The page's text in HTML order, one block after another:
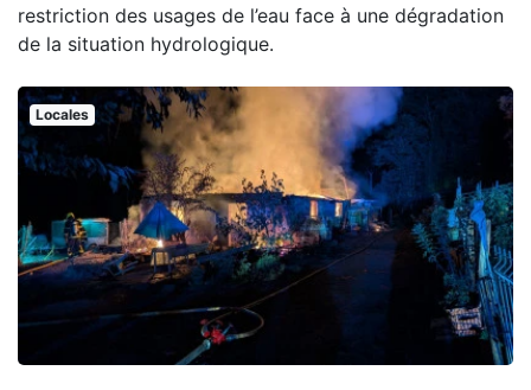
restriction des usages de l’eau face à une dégradation
de la situation hydrologique.
Locales